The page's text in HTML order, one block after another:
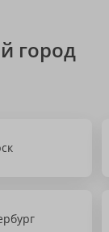
город